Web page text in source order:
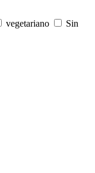
vegetariano
Sin